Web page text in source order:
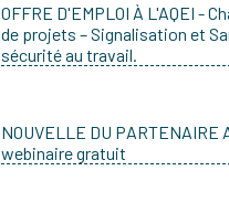
OFFRE D'EMPLOI À L'AQEI -
de projets – Signalisation et
sécurité au travail.
NOUVELLE DU PARTENAIRE
webinaire gratuit